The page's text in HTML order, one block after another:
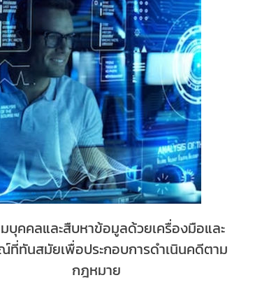
บุคคลและสืบหาข้อมูลด้วยเครื่องมือและ
ที่ทันสมัยเพื่อประกอบการดำเนินคดีตาม
กฎหมาย